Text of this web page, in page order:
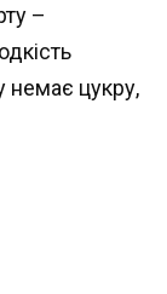
–
немає цукру,